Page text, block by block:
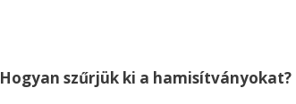
Hogyan szűrjük ki a hamisítványokat?